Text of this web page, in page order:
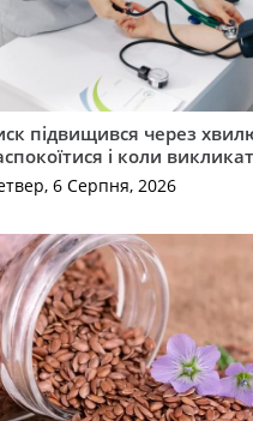
підвищився через
і коли
6 Серпня, 2026